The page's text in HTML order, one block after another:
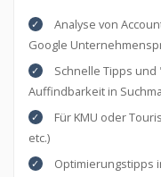
Analyse von
Google
Schnelle Tipps
Auffindbarkeit in
Für KMU oder
etc.)
Optimierungstipps